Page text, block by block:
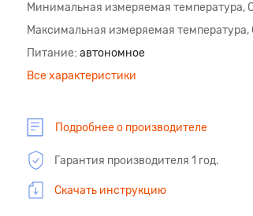
Минимальная измеряемая температура,
Максимальная измеряемая температура,
Питание автономное
Все характеристики
Подробнее о производителе
Гарантия производителя 1 год.
Скачать инструкцию